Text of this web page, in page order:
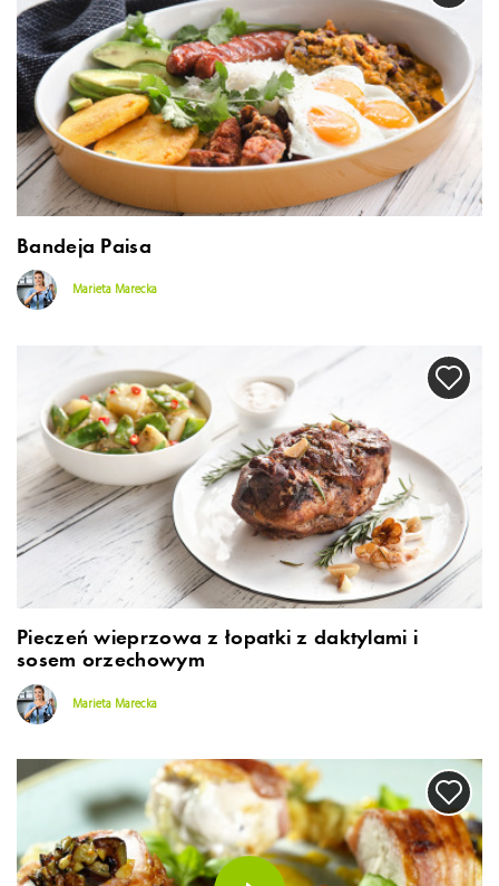
Bandeja Paisa
Marieta Marecka
Pieczeń wieprzowa z łopatki z daktylami i
sosem orzechowym
Marieta Marecka